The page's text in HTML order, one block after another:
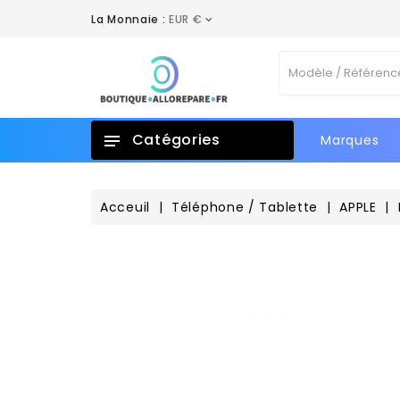
La Monnaie : EUR €
Catégories Marques
Acceuil Téléphone / Tablette APPLE